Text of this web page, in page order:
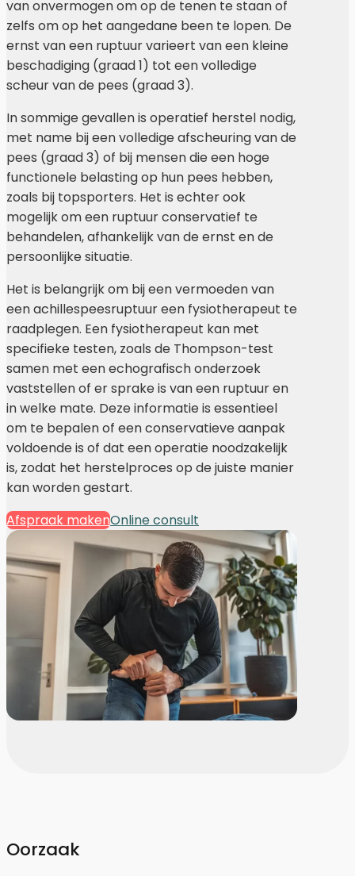
van onvermogen om op de tenen te staan of
zelfs om op het aangedane been te lopen. De
ernst van een ruptuur varieert van een kleine
beschadiging (graad 1) tot een volledige
scheur van de pees (graad 3).
In sommige gevallen is operatief herstel nodig,
met name bij een volledige afscheuring van de
pees (graad 3) of bij mensen die een hoge
functionele belasting op hun pees hebben,
zoals bij topsporters. Het is echter ook
mogelijk om een ruptuur conservatief te
behandelen, afhankelijk van de ernst en de
persoonlijke situatie.
Het is belangrijk om bij een vermoeden van
een achillespeesruptuur een fysiotherapeut te
raadplegen. Een fysiotherapeut kan met
specifieke testen, zoals de Thompson-test
samen met een echografisch onderzoek
vaststellen of er sprake is van een ruptuur en
in welke mate. Deze informatie is essentieel
om te bepalen of een conservatieve aanpak
voldoende is of dat een operatie noodzakelijk
is, zodat het herstelproces op de juiste manier
kan worden gestart.
Afspraak makenOnline consult
Oorzaak